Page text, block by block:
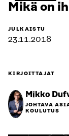
Mikä on
JULKAISTU
23.11.2018
KIRJOITTAJAT
Mikko
JOHTAVA
KOULUTUS